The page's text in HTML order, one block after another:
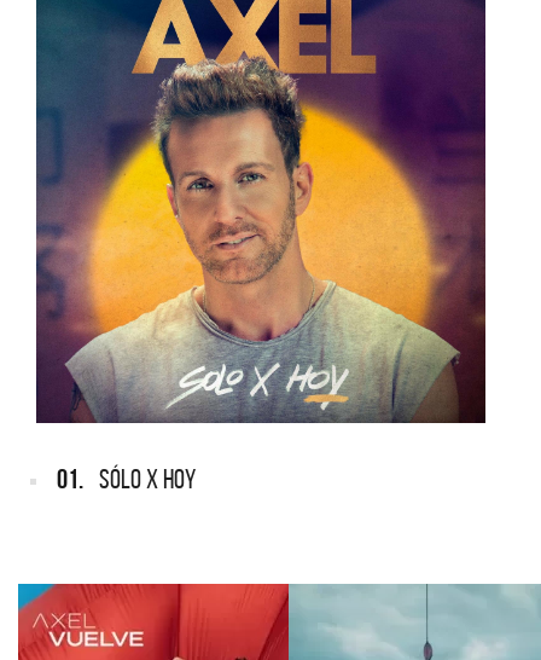
01. SÓLO X HOY